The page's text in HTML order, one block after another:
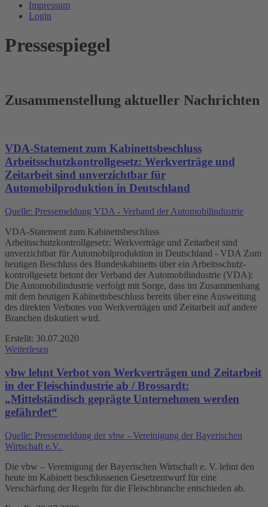
Impressum
Login
Pressespiegel
Zusammenstellung aktueller Nachrichten
VDA-Statement zum Kabinettsbeschluss
Arbeitsschutzkontrollgesetz: Werkverträge und
Zeitarbeit sind unverzichtbar für
Automobilproduktion in Deutschland
Quelle: Pressemeldung VDA - Verband der Automobilindustrie
VDA-Statement zum Kabinettsbeschluss
Arbeitsschutzkontrollgesetz: Werkverträge und Zeitarbeit sind
unverzichtbar für Automobilproduktion in Deutschland - VDA Zum
heutigen Beschluss des Bundeskabinetts über ein Arbeitsschutz-
kontrollgesetz betont der Verband der Automobilindustrie (VDA):
Die Automobilindustrie verfolgt mit Sorge, dass im Zusammenhang
mit dem heutigen Kabinettsbeschluss bereits über eine Ausweitung
des direkten Verbotes von Werkverträgen und Zeitarbeit auf andere
Branchen diskutiert wird.
Erstellt: 30.07.2020
Weiterlesen
vbw lehnt Verbot von Werkverträgen und Zeitarbeit
in der Fleischindustrie ab / Brossardt:
„Mittelständisch geprägte Unternehmen werden
gefährdet“
Quelle: Pressemeldung der vbw - Vereinigung der Bayerischen
Wirtschaft e.V.
Die vbw – Vereinigung der Bayerischen Wirtschaft e. V. lehnt den
heute im Kabinett beschlossenen Gesetzentwurf für eine
Verschärfung der Regeln für die Fleischbranche entschieden ab.